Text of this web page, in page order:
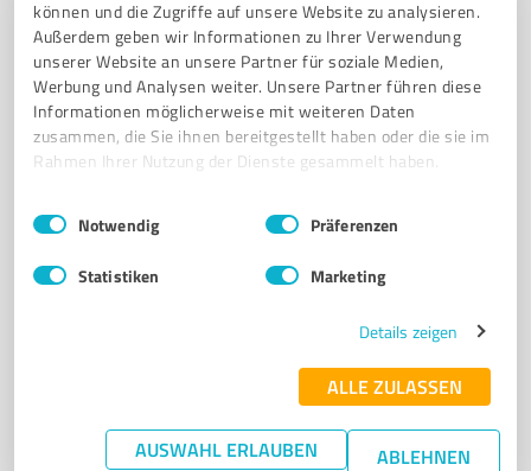
können und die Zugriffe auf unsere Website zu analysieren.
Außerdem geben wir Informationen zu Ihrer Verwendung
unserer Website an unsere Partner für soziale Medien,
Werbung und Analysen weiter. Unsere Partner führen diese
Informationen möglicherweise mit weiteren Daten
zusammen, die Sie ihnen bereitgestellt haben oder die sie im
Rahmen Ihrer Nutzung der Dienste gesammelt haben.
Impressum Datenschutzbestimmungen
Einwilligungsauswahl
Notwendig Präferenzen
Statistiken Marketing
Details zeigen
ALLE ZULASSEN
AUSWAHL ERLAUBEN ABLEHNEN
AMBULANTE PFLEGE INTENSIVPFLEGE PFLEGEBEDÜRFTIGE
BAD HONNEF PFLEGEEINRICHTUNGEN INDIVIDUELLE BETREUUNG
FACHKRÄFTE PALLIATIVVERSORGUNG INTENSIVAPARTMENTS
GESUNDHEITSEXPERTEN SICHERHEIT WOHLBEFINDEN
Tel. 02244 9035810
info@save-pflegedienst.de
Betreuungs- & Pflegeeinrichtungen